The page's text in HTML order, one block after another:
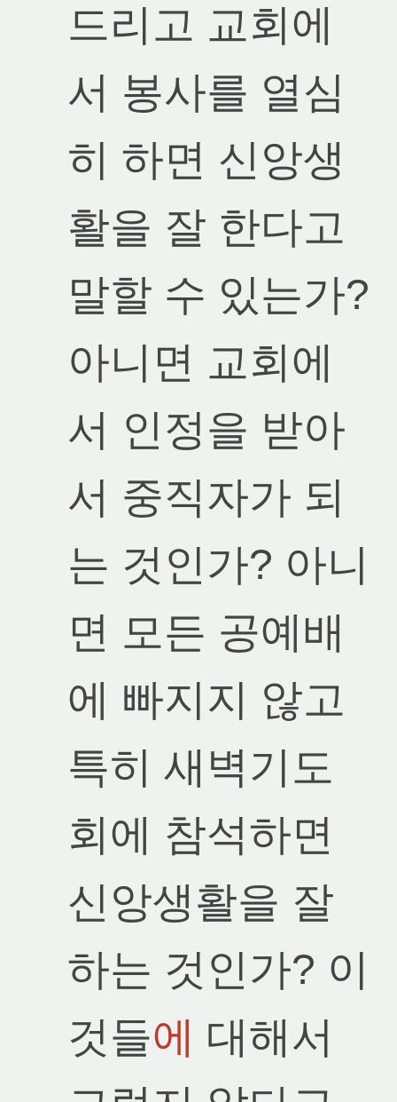
드리고 교회에
서 봉사를 열심
히 하면 신앙생
활을 잘 한다고
말할 수 있는가?
아니면 교회에
서 인정을 받아
서 중직자가 되
는 것인가? 아니
면 모든 공예배
에 빠지지 않고
특히 새벽기도
회에 참석하면
신앙생활을 잘
하는 것인가? 이
것들에 대해서